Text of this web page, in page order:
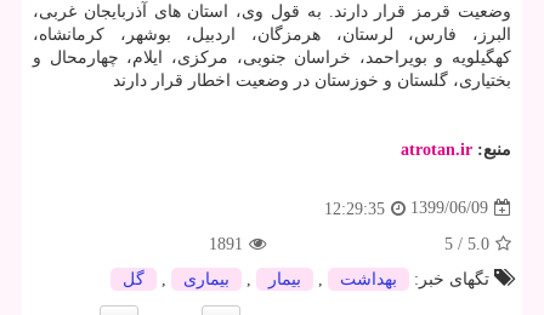
وضعیت قرمز قرار دارند. به قول وی، استان های آذربایجان غربی،
البرز، فارس، لرستان، هرمزگان، اردبیل، بوشهر، کرمانشاه،
کهگیلویه و بویراحمد، خراسان جنوبی، مرکزی، ایلام، چهارمحال و
بختیاری، گلستان و خوزستان در وضعیت اخطار قرار دارند
منبع: atrotan.ir
1399/06/09
12:29:35
5.0
/
5
1891
تگهای خبر:
بهداشت بیمار بیماری گل